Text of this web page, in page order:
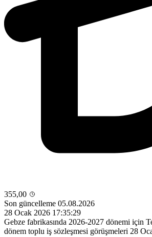
355,00
Son güncelleme 05.08.2026
28 Ocak 2026 17:35:29
Gebze fabrikasında 2026-2027 dönemi için
dönem toplu iş sözleşmesi görüşmeleri 28